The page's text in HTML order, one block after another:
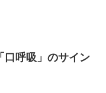
口呼吸」のサイン